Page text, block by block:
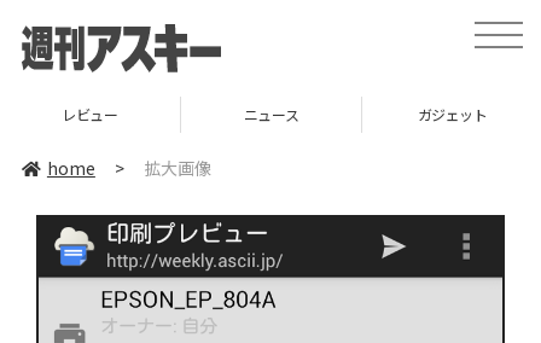
toggle
レビュー ニュース ガジェット
home > 拡大画像